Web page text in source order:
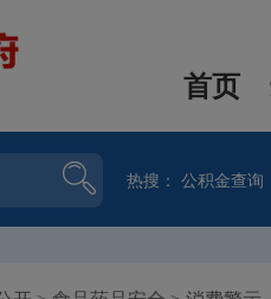
首页
热搜：公积金查询